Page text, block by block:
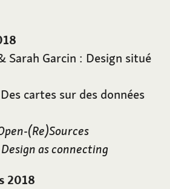
Sarah Garcin : Design situé
cartes sur des données
(Re)Sources
Design as connecting
2018